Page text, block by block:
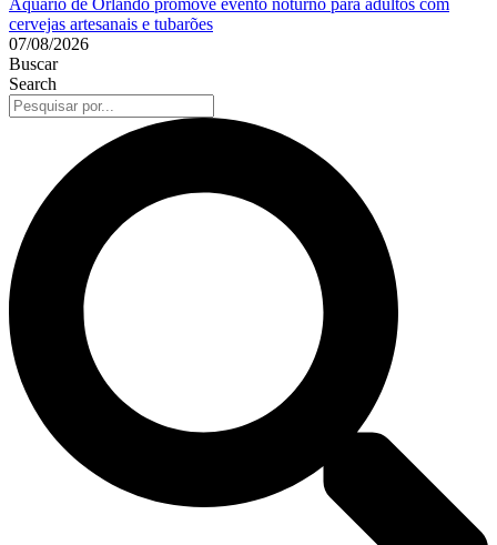
Aquário de Orlando promove evento noturno para adultos com
cervejas artesanais e tubarões
07/08/2026
Buscar
Search